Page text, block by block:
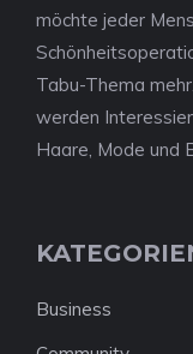
möchte jeder
Tabu-Thema
werden
Haare, Mode und
Business